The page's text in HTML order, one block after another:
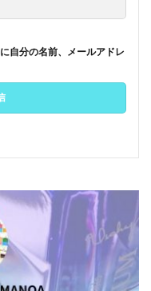
自分の名前、メールアドレ